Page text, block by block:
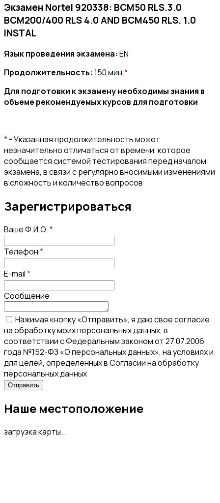
Экзамен Nortel 920338: BCM50 RLS.3.0
BCM200/400 RLS 4.0 AND BCM450 RLS. 1.0
INSTAL
Язык проведения экзамена: EN
Продолжительность: 150 мин.*
Для подготовки к экзамену необходимы знания в
объеме рекомендуемых курсов для подготовки
*- Указанная продолжительность может
незначительно отличаться от времени, которое
сообщается системой тестирования перед началом
экзамена, в связи с регулярно вносимыми изменениями
в сложность и количество вопросов
Зарегистрироваться
Ваше Ф.И.О.*
Телефон*
E-mail*
Сообщение
Нажимая кнопку «Отправить», я даю свое согласие
на обработку моих персональных данных, в
соответствии с Федеральным законом от 27.07.2006
года №152-ФЗ «О персональных данных», на условиях и
для целей, определенных в Согласии на обработку
персональных данных
Наше местоположение
загрузка карты...